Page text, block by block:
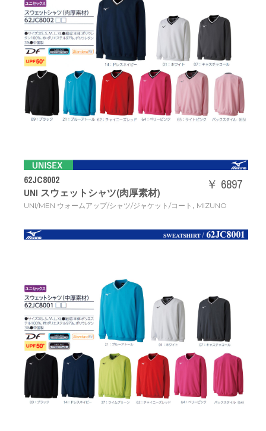
62JC8002
UNI スウェットシャツ(肉厚素材)
UNI/MEN ウォームアップ/シャツ/ジャケット/コート , MIZUNO
￥ 6897